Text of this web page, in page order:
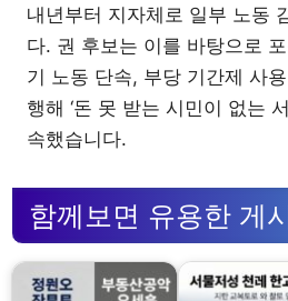
내년부터 지자체로 일부 노동
다. 권 후보는 이를 바탕으로
기 노동 단속, 부당 기간제 사
행해 ‘돈 못 받는 시민이 없는
속했습니다.
함께보면 유용한 게